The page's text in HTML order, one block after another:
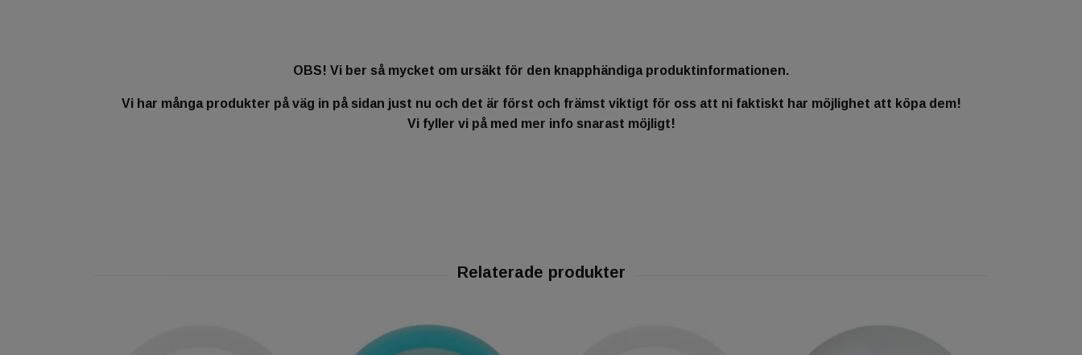
OBS! Vi ber så mycket om ursäkt för den knapphändiga produktinformationen.
Vi har många produkter på väg in på sidan just nu och det är först och främst viktigt för oss att ni faktiskt har möjlighet att köpa dem!
Vi fyller vi på med mer info snarast möjligt!